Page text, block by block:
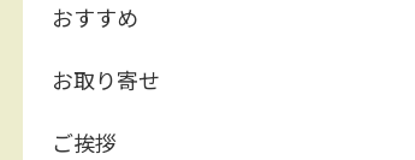
おすすめ
お取り寄せ
ご挨拶